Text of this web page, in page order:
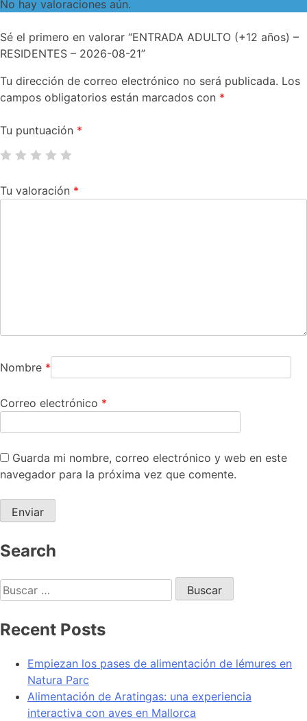
No hay valoraciones aún.
Sé el primero en valorar “ENTRADA ADULTO (+12 años) –
RESIDENTES – 2026-08-21”
Tu dirección de correo electrónico no será publicada. Los
campos obligatorios están marcados con *
Tu puntuación *
Tu valoración *
Nombre *
Correo electrónico *
Guarda mi nombre, correo electrónico y web en este
navegador para la próxima vez que comente.
Search
Recent Posts
Empiezan los pases de alimentación de lémures en
Natura Parc
Alimentación de Aratingas: una experiencia
interactiva con aves en Mallorca